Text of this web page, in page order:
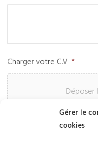
Gérer le
cookies
Charger votre C.V *
Déposer